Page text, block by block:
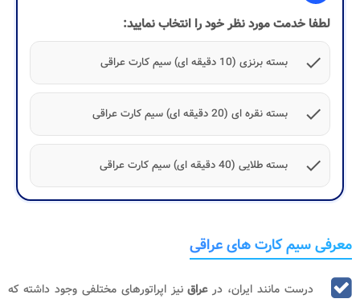
لطفا خدمت مورد نظر خود را انتخاب نمایید:
check
بسته برنزی (10 دقیقه ای) سیم کارت عراقی
check بسته نقره ای (20 دقیقه ای) سیم کارت عراقی
check بسته طلایی (40 دقیقه ای) سیم کارت عراقی
معرفی سیم کارت های عراقی
درست مانند ایران، درعراقنیز اپراتورهای مختلفی وجود داشته که